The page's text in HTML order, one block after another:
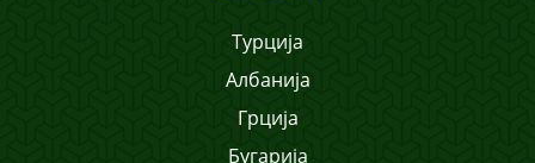
Турција
Албанија
Грција
Бугарија